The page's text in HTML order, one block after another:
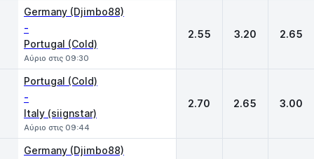
Germany (Djimbo88)
-
Portugal (Cold)
Αύριο στις 09:30
2.55 3.20 2.65
Portugal (Cold)
-
Italy (siignstar)
Αύριο στις 09:44
2.70 2.65 3.00
Germany (Djimbo88)